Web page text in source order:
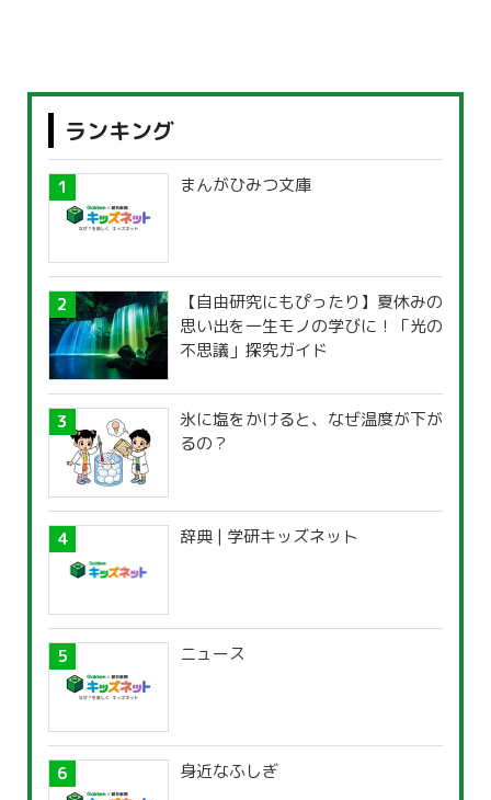
ランキング
まんがひみつ文庫
【自由研究にもぴったり】夏休みの
思い出を一生モノの学びに！「光の
不思議」探究ガイド
氷に塩をかけると、なぜ温度が下が
るの？
辞典 | 学研キッズネット
ニュース
身近なふしぎ